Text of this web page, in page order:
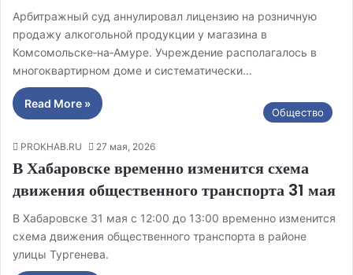
Арбитражный суд аннулировал лицензию на розничную
продажу алкогольной продукции у магазина в
Комсомольске‑на‑Амуре. Учреждение располагалось в
многоквартирном доме и систематически…
Read More »
Общество
PROKHAB.RU 27 мая, 2026
В Хабаровске временно изменится схема
движения общественного транспорта 31 мая
В Хабаровске 31 мая с 12:00 до 13:00 временно изменится
схема движения общественного транспорта в районе
улицы Тургенева.